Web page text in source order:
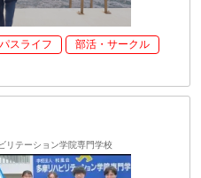
スライフ
部活・サークル
リテーション学院専門学校